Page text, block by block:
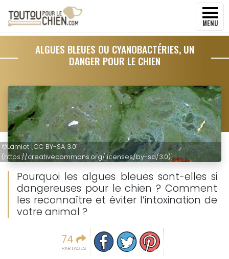
MENU
ALGUES BLEUES OU CYANOBACTÉRIES, UN
DANGER POUR LE CHIEN
©Lamiot [CC BY-SA 3.0
(https://creativecommons.org/licenses/by-sa/3.0)]
Pourquoi les algues bleues sont-elles si
dangereuses pour le chien ? Comment
les reconnaître et éviter l’intoxination de
votre animal ?
74
PARTAGES
Partager sur facebook
Partager sur Twitter
Epingler sur Pinterest